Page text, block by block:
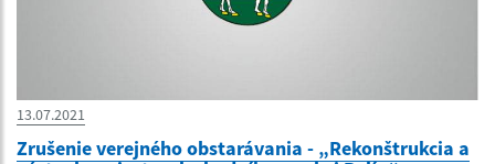
13.07.2021
Zrušenie verejného obstarávania - „Rekonštrukcia a